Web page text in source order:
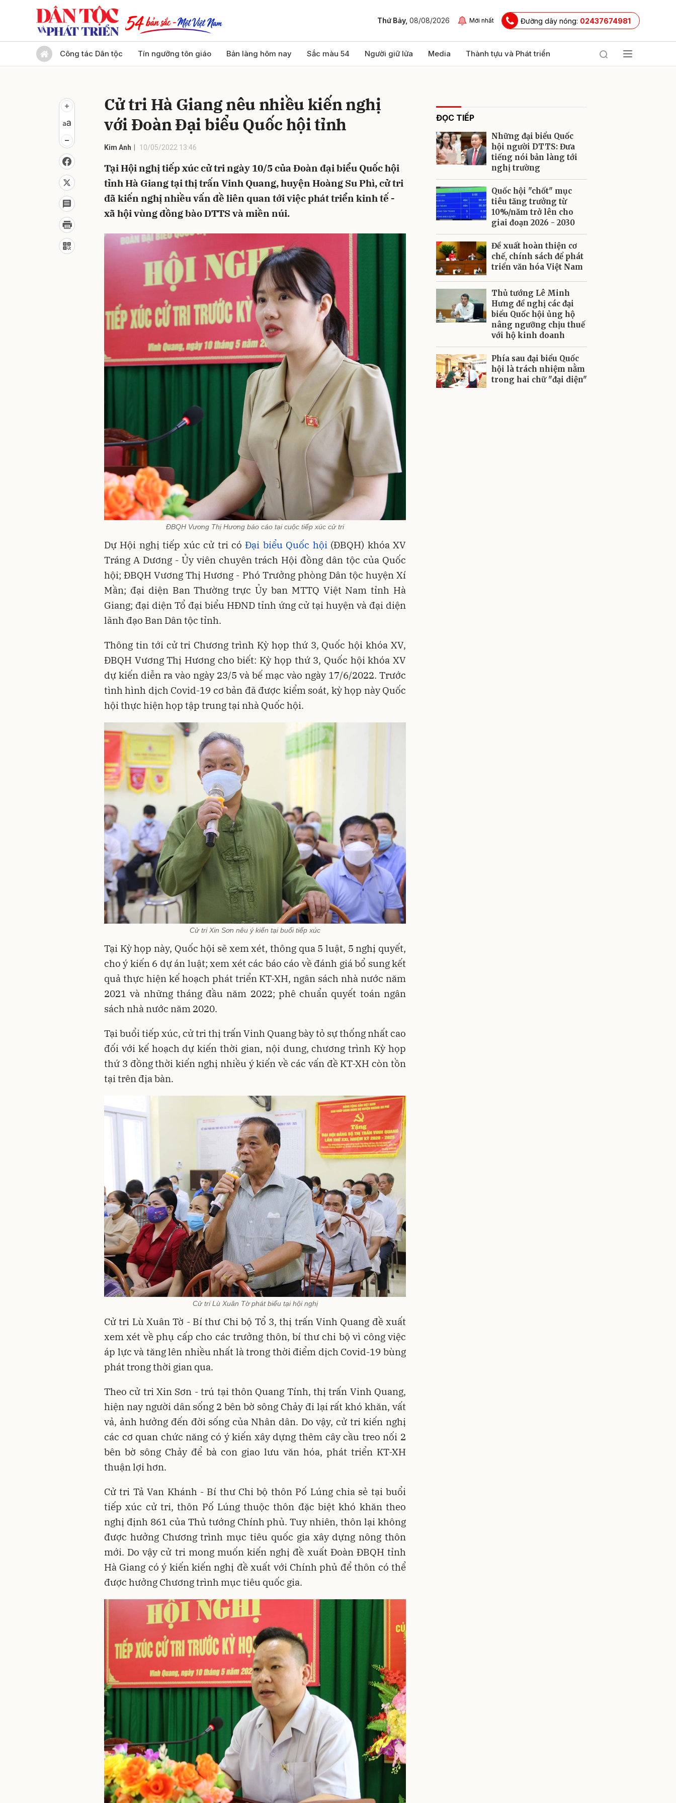
Thứ Bảy, 08/08/2026 Mới nhất Đường dây nóng: 02437674981
Công tác Dân tộc Tín ngưỡng tôn giáo Bản làng hôm nay Sắc màu 54 Người giữ lửa Media Thành tựu và Phát triển
Cử tri Hà Giang nêu nhiều kiến nghị
với Đoàn Đại biểu Quốc hội tỉnh
Kim Anh 10/05/2022 13:46
Tại Hội nghị tiếp xúc cử tri ngày 10/5 của Đoàn đại biểu Quốc hội
tỉnh Hà Giang tại thị trấn Vinh Quang, huyện Hoàng Su Phì, cử tri
đã kiến nghị nhiều vấn đề liên quan tới việc phát triển kinh tế -
xã hội vùng đồng bào DTTS và miền núi.
ĐBQH Vương Thị Hương báo cáo tại cuộc tiếp xúc cử tri
Dự Hội nghị tiếp xúc cử tri cóĐại biểu Quốc hội (ĐBQH) khóa XV
Tráng A Dương - Ủy viên chuyên trách Hội đồng dân tộc của Quốc
hội; ĐBQH Vương Thị Hương - Phó Trưởng phòng Dân tộc huyện Xí
Mần; đại diện Ban Thường trực Ủy ban MTTQ Việt Nam tỉnh Hà
Giang; đại diện Tổ đại biểu HĐND tỉnh ứng cử tại huyện và đại diện
lãnh đạo Ban Dân tộc tỉnh.
Thông tin tới cử tri Chương trình Kỳ họp thứ 3, Quốc hội khóa XV,
ĐBQH Vương Thị Hương cho biết: Kỳ họp thứ 3, Quốc hội khóa XV
dự kiến diễn ra vào ngày 23/5 và bế mạc vào ngày 17/6/2022. Trước
tình hình dịch Covid-19 cơ bản đã được kiểm soát, kỳ họp này Quốc
hội thực hiện họp tập trung tại nhà Quốc hội.
Cử tri Xin Sơn nêu ý kiến tại buổi tiếp xúc
Tại Kỳ họp này, Quốc hội sẽ xem xét, thông qua 5 luật, 5 nghị quyết,
cho ý kiến 6 dự án luật; xem xét các báo cáo về đánh giá bổ sung kết
quả thực hiện kế hoạch phát triển KT-XH, ngân sách nhà nước năm
2021 và những tháng đầu năm 2022; phê chuẩn quyết toán ngân
sách nhà nước năm 2020.
Tại buổi tiếp xúc, cử tri thị trấn Vinh Quang bày tỏ sự thống nhất cao
đối với kế hoạch dự kiến thời gian, nội dung, chương trình Kỳ họp
thứ 3 đồng thời kiến nghị nhiều ý kiến về các vấn đề KT-XH còn tồn
tại trên địa bàn.
Cử tri Lù Xuân Tờ phát biểu tại hội nghị
Cử tri Lù Xuân Tờ - Bí thư Chi bộ Tổ 3, thị trấn Vinh Quang đề xuất
xem xét về phụ cấp cho các trưởng thôn, bí thư chi bộ vì công việc
áp lực và tăng lên nhiều nhất là trong thời điểm dịch Covid-19 bùng
phát trong thời gian qua.
Theo cử tri Xin Sơn - trú tại thôn Quang Tính, thị trấn Vinh Quang,
hiện nay người dân sống 2 bên bờ sông Chảy đi lại rất khó khăn, vất
vả, ảnh hưởng đến đời sống của Nhân dân. Do vậy, cử tri kiến nghị
các cơ quan chức năng có ý kiến xây dựng thêm cây cầu treo nối 2
bên bờ sông Chảy để bà con giao lưu văn hóa, phát triển KT-XH
thuận lợi hơn.
Cử tri Tả Van Khánh - Bí thư Chi bộ thôn Pố Lúng chia sẻ tại buổi
tiếp xúc cử tri, thôn Pố Lúng thuộc thôn đặc biệt khó khăn theo
nghị định 861 của Thủ tướng Chính phủ. Tuy nhiên, thôn lại không
được hưởng Chương trình mục tiêu quốc gia xây dựng nông thôn
mới. Do vậy cử tri mong muốn kiến nghị đề xuất Đoàn ĐBQH tỉnh
Hà Giang có ý kiến kiến nghị đề xuất với Chính phủ để thôn có thể
được hưởng Chương trình mục tiêu quốc gia.
ĐỌC TIẾP
Những đại biểu Quốc
hội người DTTS: Đưa
tiếng nói bản làng tới
nghị trường
Quốc hội "chốt" mục
tiêu tăng trưởng từ
10%/năm trở lên cho
giai đoạn 2026 - 2030
Đề xuất hoàn thiện cơ
chế, chính sách để phát
triển văn hóa Việt Nam
Thủ tướng Lê Minh
Hưng đề nghị các đại
biểu Quốc hội ủng hộ
nâng ngưỡng chịu thuế
với hộ kinh doanh
Phía sau đại biểu Quốc
hội là trách nhiệm nằm
trong hai chữ "đại diện"
Gửi bình luận
Hủy Gửi